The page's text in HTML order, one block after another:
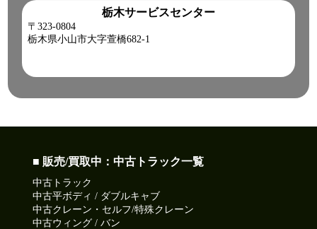
栃木サービスセンター
〒323-0804
栃木県小山市大字萱橋682-1
■ 販売/買取中：中古トラック一覧
中古トラック
中古平ボディ / ダブルキャブ
中古クレーン・セルフ/特殊クレーン
中古ウィング / バン